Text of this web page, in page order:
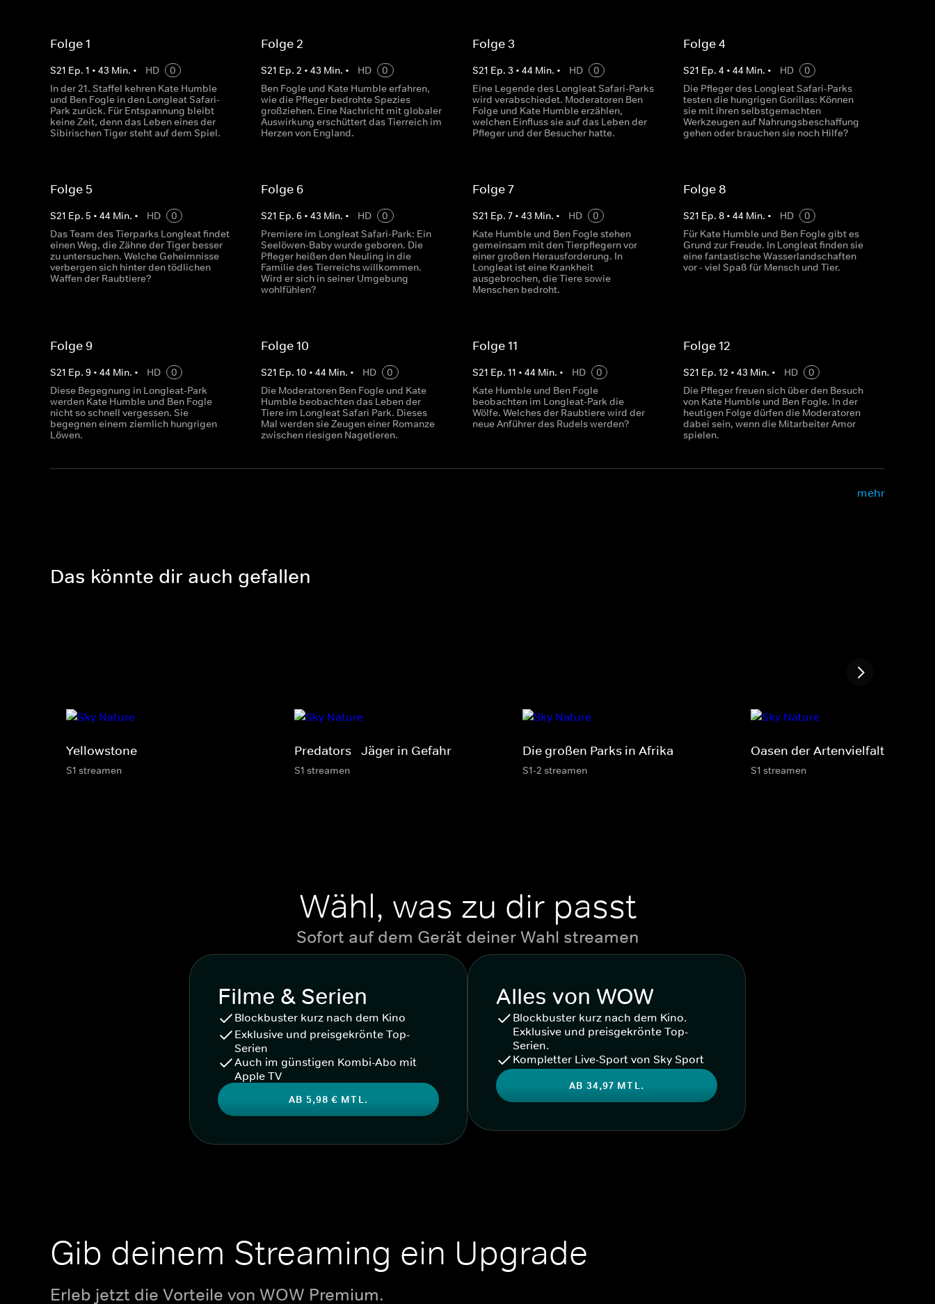
Folge 1
S21 Ep. 1 • 43 Min. • HD
0
In der 21. Staffel kehren Kate Humble
und Ben Fogle in den Longleat Safari-
Park zurück. Für Entspannung bleibt
keine Zeit, denn das Leben eines der
Sibirischen Tiger steht auf dem Spiel.
Folge 2
S21 Ep.2 •43 Min. • HD
0
Ben Fogle und Kate Humble erfahren,
wie die Pfleger bedrohte Spezies
großziehen. Eine Nachricht mit globaler
Auswirkung erschüttert das Tierreich im
Herzen von England.
Folge 3
S21 Ep. 3 • 44 Min. • HD
0
Eine Legende des Longleat Safari-Parks
wird verabschiedet. Moderatoren Ben
Folge und Kate Humble erzählen,
welchen Einfluss sie auf das Leben der
Pfleger und der Besucher hatte.
Folge 4
S21 Ep. 4 • 44 Min. • HD
0
Die Pfleger des Longleat Safari-Parks
testen die hungrigen Gorillas: Können
sie mit ihren selbstgemachten
Werkzeugen auf Nahrungsbeschaffung
gehen oder brauchen sie noch Hilfe?
Folge 5
S21 Ep. 5 • 44 Min. • HD
0
Das Team des Tierparks Longleat findet
einen Weg, die Zähne der Tiger besser
zu untersuchen. Welche Geheimnisse
verbergen sich hinter den tödlichen
Waffen der Raubtiere?
Folge 6
S21 Ep.6 •43 Min. • HD
0
Premiere im Longleat Safari-Park: Ein
Seelöwen-Baby wurde geboren. Die
Pfleger heißen den Neuling in die
Familie des Tierreichs willkommen.
Wird er sich in seiner Umgebung
wohlfühlen?
Folge 7
S21 Ep. 7• 43 Min. • HD
0
Kate Humble und Ben Fogle stehen
gemeinsam mit den Tierpflegern vor
einer großen Herausforderung. In
Longleat ist eine Krankheit
ausgebrochen, die Tiere sowie
Menschen bedroht.
Folge 8
S21 Ep. 8• 44 Min. • HD
0
Für Kate Humble und Ben Fogle gibt es
Grund zur Freude. In Longleat finden sie
eine fantastische Wasserlandschaften
vor - viel Spaß für Mensch und Tier.
Folge 9
S21 Ep. 9 • 44 Min. • HD
0
Diese Begegnung in Longleat-Park
werden Kate Humble und Ben Fogle
nicht so schnell vergessen. Sie
begegnen einem ziemlich hungrigen
Löwen.
Folge 10
S21 Ep.10 •44 Min. • HD
0
Die Moderatoren Ben Fogle und Kate
Humble beobachten das Leben der
Tiere im Longleat Safari Park. Dieses
Mal werden sie Zeugen einer Romanze
zwischen riesigen Nagetieren.
Folge 11
S21 Ep. 11 • 44 Min. • HD
0
Kate Humble und Ben Fogle
beobachten im Longleat-Park die
Wölfe. Welches der Raubtiere wird der
neue Anführer des Rudels werden?
Folge 12
S21 Ep. 12 • 43 Min. • HD
0
Die Pfleger freuen sich über den Besuch
von Kate Humble und Ben Fogle. In der
heutigen Folge dürfen die Moderatoren
dabei sein, wenn die Mitarbeiter Amor
spielen.
mehr
Das könnte dir auch gefallen
Yellowstone
S1 streamen
Predators - Jäger in Gefahr
S1 streamen
Die großen Parks in Afrika
S1-2 streamen
Oasen der Artenvielfalt
S1 streamen
Wähl, was zu dir passt
Sofort auf dem Gerät deiner Wahl streamen
Filme & Serien
Blockbuster kurz nach dem Kino
Exklusive und preisgekrönte Top-
Serien
Auch im günstigen Kombi-Abo mit
Apple TV
AB 5,98 € MTL.
Alles von WOW
Blockbuster kurz nach dem Kino.
Exklusive und preisgekrönte Top-
Serien.
Kompletter Live-Sport von Sky Sport
AB 34,97 MTL.
Gib deinem Streaming ein Upgrade
Erleb jetzt die Vorteile von WOW Premium.